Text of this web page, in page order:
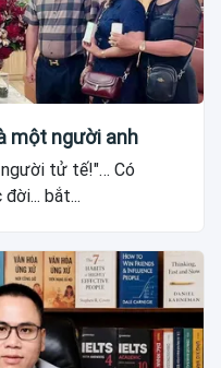
một người anh
tử tế!"… Có
bắt...